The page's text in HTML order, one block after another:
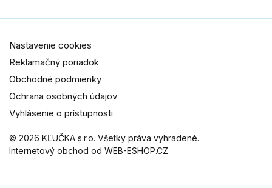
© 2026 KĽUČKA s.r.o. Všetky práva vyhradené.
Internetový obchod od WEB-ESHOP.CZ
Nastavenie cookies
Reklamačný poriadok
Obchodné podmienky
Ochrana osobných údajov
Vyhlásenie o prístupnosti